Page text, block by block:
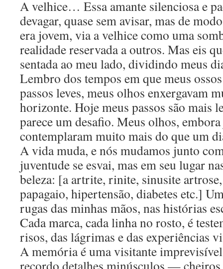
A velhice… Essa amante silenciosa e
devagar, quase sem avisar, mas de
era jovem, via a velhice como uma
realidade reservada a outros. Mas eis
sentada ao meu lado, dividindo meus
Lembro dos tempos em que meus
passos leves, meus olhos enxergavam
horizonte. Hoje meus passos são mais
parece um desafio. Meus olhos,
contemplaram muito mais do que um
A vida muda, e nós mudamos junto
juventude se esvai, mas em seu lugar
beleza: [a artrite, rinite, sinusite
papagaio, hipertensão, diabetes etc.]
rugas das minhas mãos, nas histórias
Cada marca, cada linha no rosto, é
risos, das lágrimas e das experiências
A memória é uma visitante
recordo detalhes minúsculos —